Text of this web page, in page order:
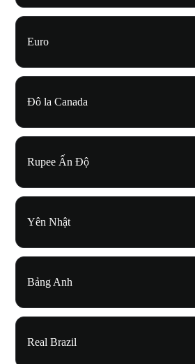
Euro
Đô la Canada
Rupee Ấn Độ
Yên Nhật
Bảng Anh
Real Brazil